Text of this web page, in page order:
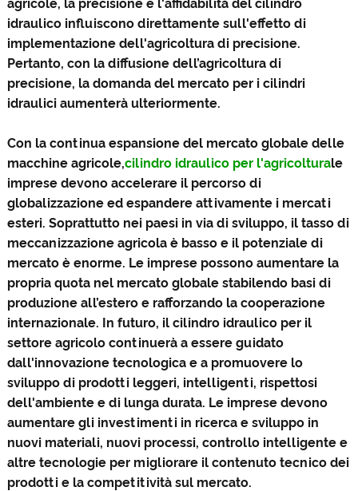
agricole, la precisione e l'affidabilità del cilindro
idraulico influiscono direttamente sull'effetto di
implementazione dell'agricoltura di precisione.
Pertanto, con la diffusione dell’agricoltura di
precisione, la domanda del mercato per i cilindri
idraulici aumenterà ulteriormente.
Con la continua espansione del mercato globale delle
macchine agricole,cilindro idraulico per l'agricolturale
imprese devono accelerare il percorso di
globalizzazione ed espandere attivamente i mercati
esteri. Soprattutto nei paesi in via di sviluppo, il tasso di
meccanizzazione agricola è basso e il potenziale di
mercato è enorme. Le imprese possono aumentare la
propria quota nel mercato globale stabilendo basi di
produzione all’estero e rafforzando la cooperazione
internazionale. In futuro, il cilindro idraulico per il
settore agricolo continuerà a essere guidato
dall'innovazione tecnologica e a promuovere lo
sviluppo di prodotti leggeri, intelligenti, rispettosi
dell'ambiente e di lunga durata. Le imprese devono
aumentare gli investimenti in ricerca e sviluppo in
nuovi materiali, nuovi processi, controllo intelligente e
altre tecnologie per migliorare il contenuto tecnico dei
prodotti e la competitività sul mercato.